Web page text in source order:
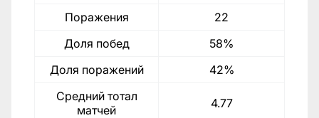
Поражения
22
Доля побед
58%
Доля поражений
42%
Средний тотал
матчей
4.77